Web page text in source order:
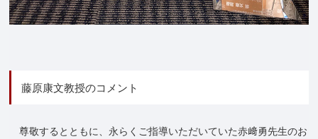
藤原康文教授のコメント
尊敬するとともに、永らくご指導いただいていた赤﨑勇先生のお